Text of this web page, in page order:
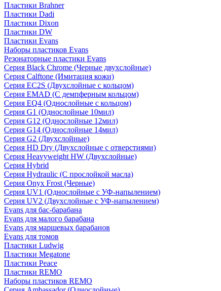
Пластики Brahner
Пластики Dadi
Пластики Dixon
Пластики DW
Пластики Evans
Наборы пластиков Evans
Резонаторные пластики Evans
Серия Black Chrome (Черные двухслойные)
Серия Calftone (Имитация кожи)
Серия EC2S (Двухслойные с кольцом)
Серия EMAD (С демпферным кольцом)
Серия EQ4 (Однослойные с кольцом)
Серия G1 (Однослойные 10мил)
Серия G12 (Однослойные 12мил)
Серия G14 (Однослойные 14мил)
Серия G2 (Двухслойные)
Серия HD Dry (Двухслойные с отверстиями)
Серия Heavyweight HW (Двухслойные)
Серия Hybrid
Серия Hydraulic (С прослойкой масла)
Серия Onyx Frost (Черные)
Серия UV1 (Однослойные с УФ-напылением)
Серия UV2 (Двухслойные с УФ-напылением)
Evans для бас-барабана
Evans для малого барабана
Evans для маршевых барабанов
Evans для томов
Пластики Ludwig
Пластики Megatone
Пластики Peace
Пластики REMO
Наборы пластиков REMO